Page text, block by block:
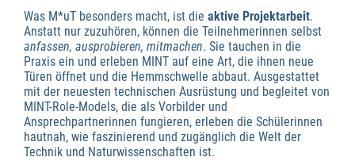
Was M*uT besonders macht, ist die aktive Projektarbeit.
Anstatt nur zuzuhören, können die Teilnehmerinnen selbst
anfassen, ausprobieren, mitmachen. Sie tauchen in die
Praxis ein und erleben MINT auf eine Art, die ihnen neue
Türen öffnet und die Hemmschwelle abbaut. Ausgestattet
mit der neuesten technischen Ausrüstung und begleitet von
MINT-Role-Models, die als Vorbilder und
Ansprechpartnerinnen fungieren, erleben die Schülerinnen
hautnah, wie faszinierend und zugänglich die Welt der
Technik und Naturwissenschaften ist.